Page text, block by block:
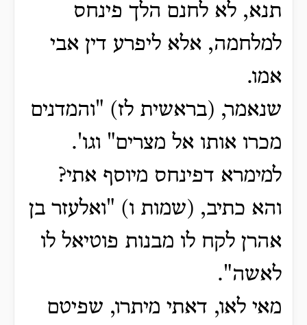
תנא, לא לחנם הלך פינחס
למלחמה, אלא ליפרע דין אבי
אמו.
שנאמר, (בראשית לז) "והמדנים
מכרו אותו אל מצרים" וגו'.
למימרא דפינחס מיוסף אתי?
והא כתיב, (שמות ו) "ואלעזר בן
אהרן לקח לו מבנות פוטיאל לו
לאשה".
מאי לאו, דאתי מיתרו, שפיטם